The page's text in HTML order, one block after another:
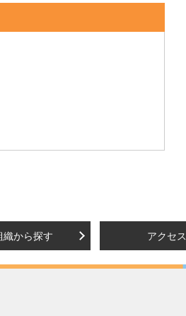
織から探す アクセス